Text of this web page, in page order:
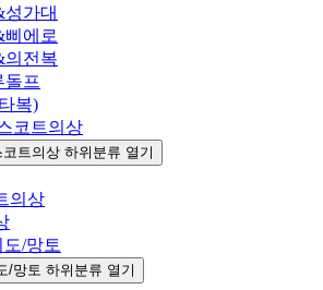
가대
삐에로
의전복
돌프
복)
코트의상
트의상 하위분류 열기
의상
도/망토
/망토 하위분류 열기